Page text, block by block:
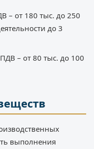
– от 180 тыс. до 250
до 3
– от 80 тыс. до 100
выполнения